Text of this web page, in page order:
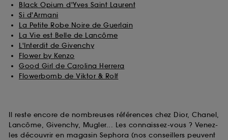
Black Opium d'Yves Saint Laurent
Si d'Armani
La Petite Robe Noire de Guerlain
La Vie est Belle de Lancôme
L'Interdit de Givenchy
Flower by Kenzo
Good Girl de Carolina Herrera
Flowerbomb de Viktor & Rolf
Il reste encore de nombreuses références chez Dior, Chanel,
Lancôme, Givenchy, Mugler... Les connaissez-vous ? Venez-
les découvrir en magasin Sephora (nos conseillers peuvent